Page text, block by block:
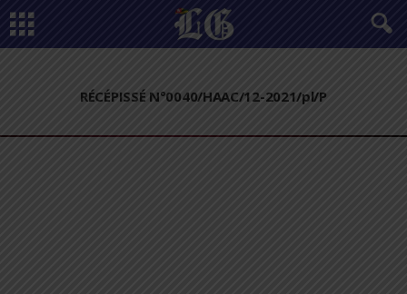
RÉCÉPISSÉ N°0040/HAAC/12-2021/pl/P